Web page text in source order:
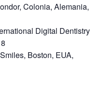
Colonia, Alemania,
Digital Dentistry
Boston, EUA,